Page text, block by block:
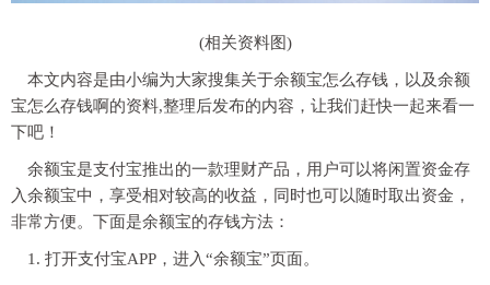
(相关资料图)
本文内容是由小编为大家搜集关于余额宝怎么存钱，以及余额
宝怎么存钱啊的资料,整理后发布的内容，让我们赶快一起来看一
下吧！
余额宝是支付宝推出的一款理财产品，用户可以将闲置资金存
入余额宝中，享受相对较高的收益，同时也可以随时取出资金，
非常方便。下面是余额宝的存钱方法：
1. 打开支付宝APP，进入“余额宝”页面。